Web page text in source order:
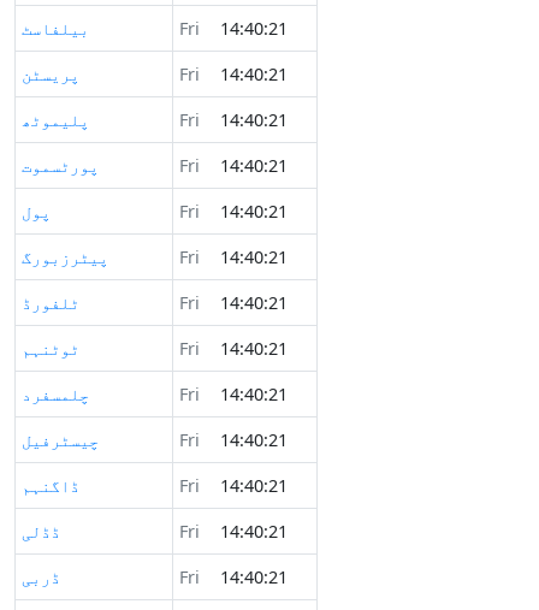
بیلفاسٹ
Fri
14:40:21
پریسٹن
Fri
14:40:21
پلیموٹھ
Fri
14:40:21
پورٹسموت
Fri
14:40:21
پول
Fri
14:40:21
پیٹرزبورگ
Fri
14:40:21
ٹلفورڈ
Fri
14:40:21
ٹوٹنہم
Fri
14:40:21
چلمسفرد
Fri
14:40:21
چیسٹرفیل
Fri
14:40:21
ڈاگنہم
Fri
14:40:21
ڈڈلی
Fri
14:40:21
ڈربی
Fri
14:40:21